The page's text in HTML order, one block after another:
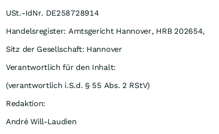
USt.-IdNr. DE258728914
Handelsregister: Amtsgericht Hannover, HRB 202654,
Sitz der Gesellschaft: Hannover
Verantwortlich für den Inhalt:
(verantwortlich i.S.d. § 55 Abs. 2 RStV)
Redaktion:
André Will-Laudien